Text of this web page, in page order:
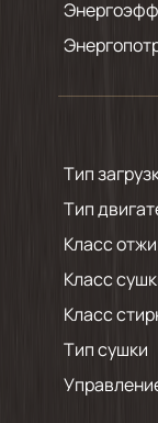
Тип
Тип
Класс
Класс
Класс
Тип сушки